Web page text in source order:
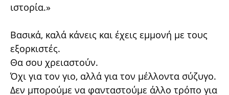
ιστορία.»
Βασικά, καλά κάνεις και έχεις εμμονή με τους
εξορκιστές.
Θα σου χρειαστούν.
Όχι για τον γιο, αλλά για τον μέλλοντα σύζυγο.
Δεν μπορούμε να φανταστούμε άλλο τρόπο για